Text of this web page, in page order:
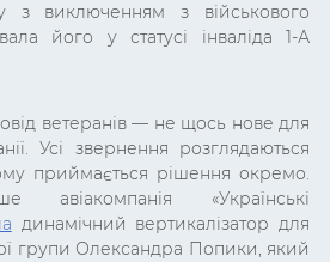
з виключенням з військового
його у статусі інваліда 1-А
ветеранів — не щось нове для
Усі звернення розглядаються
приймається рішення окремо.
авіакомпанія «Українські
динамічний вертикалізатор для
групи Олександра Попики, який